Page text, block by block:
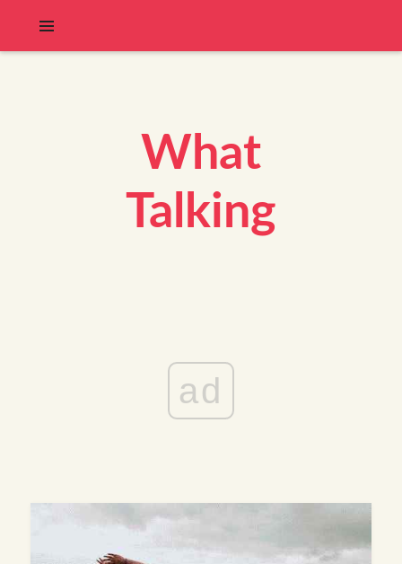
What
Talking
ad